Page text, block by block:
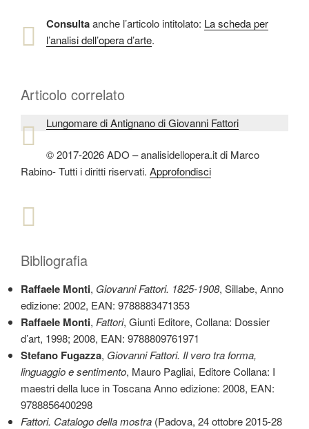
Consultaanche l’articolo intitolato: La scheda per
l’analisi dell’opera d’arte.
Articolo correlato
Lungomare di Antignano di Giovanni Fattori
© 2017-2026 ADO – analisidellopera.it di Marco
Rabino- Tutti i diritti riservati. Approfondisci
Bibliografia
Raffaele Monti, Giovanni Fattori. 1825-1908, Sillabe, Anno
edizione: 2002, EAN: 9788883471353
Raffaele Monti, Fattori, Giunti Editore, Collana: Dossier
d’art, 1998; 2008, EAN: 9788809761971
Stefano Fugazza, Giovanni Fattori. Il vero tra forma,
linguaggio e sentimento, Mauro Pagliai, Editore Collana: I
maestri della luce in Toscana Anno edizione: 2008, EAN:
9788856400298
Fattori. Catalogo della mostra (Padova, 24 ottobre 2015-28